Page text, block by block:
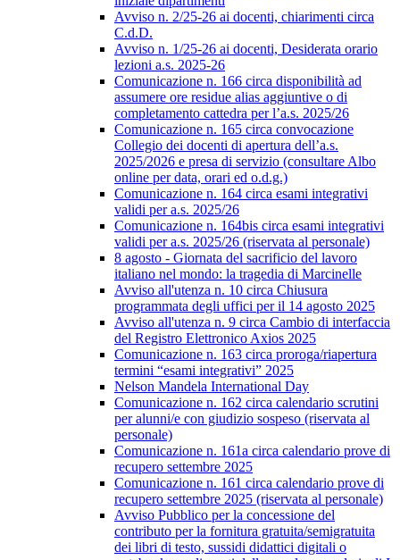
Avviso n. 2/25-26 ai docenti, chiarimenti circa
C.d.D.
Avviso n. 1/25-26 ai docenti, Desiderata orario
lezioni a.s. 2025-26
Comunicazione n. 166 circa disponibilità ad
assumere ore residue alias aggiuntive o di
completamento cattedra per l’a.s. 2025/26
Comunicazione n. 165 circa convocazione
Collegio dei docenti di apertura dell’a.s.
2025/2026 e presa di servizio (consultare Albo
online per data, orari ed o.d.g.)
Comunicazione n. 164 circa esami integrativi
validi per a.s. 2025/26
Comunicazione n. 164bis circa esami integrativi
validi per a.s. 2025/26 (riservata al personale)
8 agosto - Giornata del sacrificio del lavoro
italiano nel mondo: la tragedia di Marcinelle
Avviso all'utenza n. 10 circa Chiusura
programmata degli uffici per il 14 agosto 2025
Avviso all'utenza n. 9 circa Cambio di interfaccia
del Registro Elettronico Axios 2025
Comunicazione n. 163 circa proroga/riapertura
termini “esami integrativi” 2025
Nelson Mandela International Day
Comunicazione n. 162 circa calendario scrutini
per alunni/e con giudizio sospeso (riservata al
personale)
Comunicazione n. 161a circa calendario prove di
recupero settembre 2025
Comunicazione n. 161 circa calendario prove di
recupero settembre 2025 (riservata al personale)
Avviso Pubblico per la concessione del
contributo per la fornitura gratuita/semigratuita
dei libri di testo, sussidi didattici digitali o